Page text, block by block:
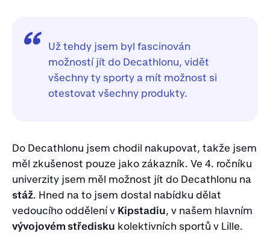
Už tehdy jsem byl fascinován
možností jít do Decathlonu, vidět
všechny ty sporty a mít možnost si
otestovat všechny produkty.
Do Decathlonu jsem chodil nakupovat, takže jsem
měl zkušenost pouze jako zákazník. Ve 4. ročníku
univerzity jsem měl možnost jít do Decathlonu na
stáž. Hned na to jsem dostal nabídku dělat
vedoucího oddělení v Kipstadiu, v našem hlavním
vývojovém středisku kolektivních sportů v Lille.